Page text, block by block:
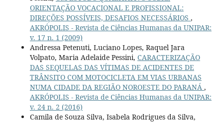
ORIENTAÇÃO VOCACIONAL E PROFISSIONAL:
DIREÇÕES POSSÍVEIS, DESAFIOS NECESSÁRIOS ,
AKRÓPOLIS - Revista de Ciências Humanas da UNIPAR:
v. 17 n. 1 (2009)
Andressa Petenuti, Luciano Lopes, Raquel Jara
Volpato, Maria Adelaide Pessini, CARACTERIZAÇÃO
DAS SEQUELAS DAS VÍTIMAS DE ACIDENTES DE
TRÂNSITO COM MOTOCICLETA EM VIAS URBANAS
NUMA CIDADE DA REGIÃO NOROESTE DO PARANÁ ,
AKRÓPOLIS - Revista de Ciências Humanas da UNIPAR:
v. 24 n. 2 (2016)
Camila de Souza Silva, Isabela Rodrigues da Silva,